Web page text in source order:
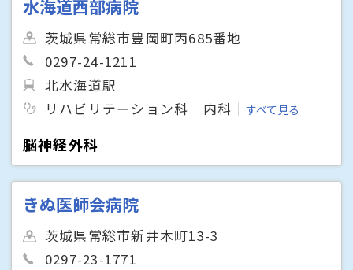
水海道西部病院
茨城県常総市豊岡町丙685番地
0297-24-1211
北水海道駅
リハビリテーション科
内科 すべて見る
脳神経外科
きぬ医師会病院
茨城県常総市新井木町13-3
0297-23-1771